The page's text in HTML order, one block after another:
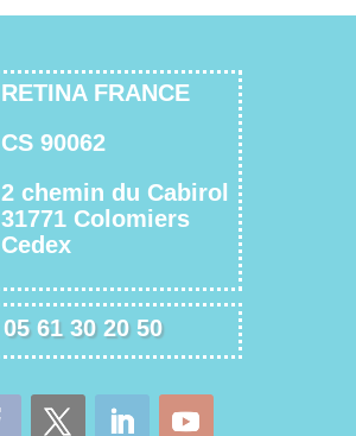
RETINA FRANCE
CS 90062
2 chemin du Cabirol
31771 Colomiers
Cedex
05 61 30 20 50